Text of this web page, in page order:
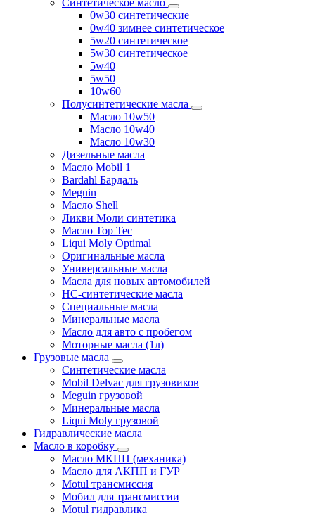
Синтетическое масло
0w30 синтетические
0w40 зимнее синтетическое
5w20 синтетическое
5w30 синтетическое
5w40
5w50
10w60
Полусинтетические масла
Масло 10w50
Масло 10w40
Масло 10w30
Дизельные масла
Масло Mobil 1
Bardahl Бардаль
Meguin
Масло Shell
Ликви Моли синтетика
Масло Top Tec
Liqui Moly Optimal
Оригинальные масла
Универсальные масла
Масла для новых автомобилей
HC-синтетические масла
Специальные масла
Минеральные масла
Масло для авто с пробегом
Моторные масла (1л)
Грузовые масла
Синтетические масла
Mobil Delvac для грузовиков
Meguin грузовой
Минеральные масла
Liqui Moly грузовой
Гидравлические масла
Масло в коробку
Масло МКПП (механика)
Масло для АКПП и ГУР
Motul трансмиссия
Мобил для трансмиссии
Motul гидравлика